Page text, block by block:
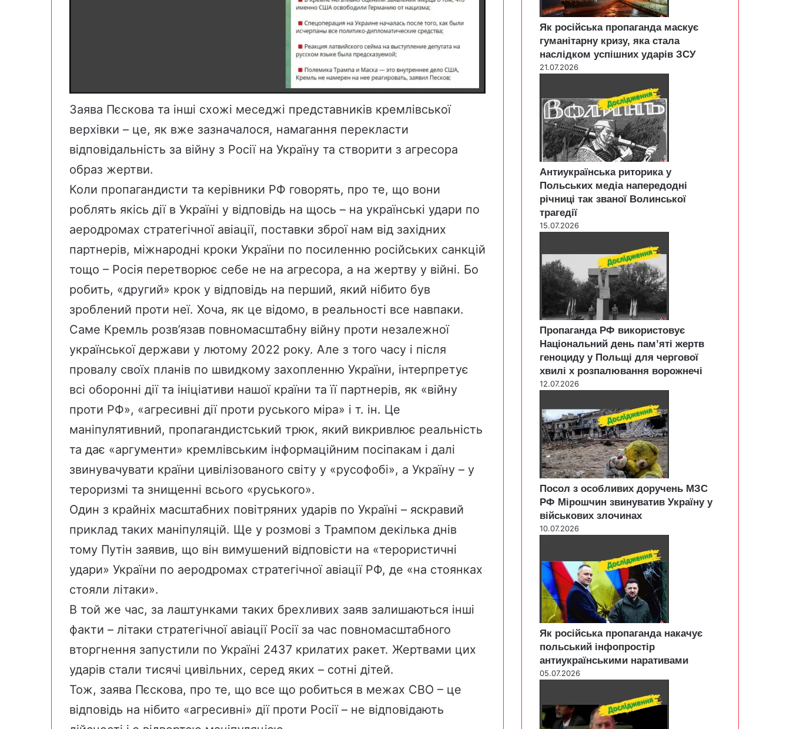
Заява Пєскова та інші схожі меседжі представників кремлівської
верхівки – це, як вже зазначалося, намагання перекласти
відповідальність за війну з Росії на Україну та створити з агресора
образ жертви.
Коли пропагандисти та керівники РФ говорять, про те, що вони
роблять якісь дії в Україні у відповідь на щось – на українські удари по
аеродромах стратегічної авіації, поставки зброї нам від західних
партнерів, міжнародні кроки України по посиленню російських санкцій
тощо – Росія перетворює себе не на агресора, а на жертву у війні. Бо
робить, «другий» крок у відповідь на перший, який нібито був
зроблений проти неї. Хоча, як це відомо, в реальності все навпаки.
Саме Кремль розв’язав повномасштабну війну проти незалежної
української держави у лютому 2022 року. Але з того часу і після
провалу своїх планів по швидкому захопленню України, інтерпретує
всі оборонні дії та ініціативи нашої країни та її партнерів, як «війну
проти РФ», «агресивні дії проти руського міра» і т. ін. Це
маніпулятивний, пропагандистський трюк, який викривлює реальність
та дає «аргументи» кремлівським інформаційним посіпакам і далі
звинувачувати країни цивілізованого світу у «русофобі», а Україну – у
тероризмі та знищенні всього «руського».
Один з крайніх масштабних повітряних ударів по Україні – яскравий
приклад таких маніпуляцій. Ще у розмові з Трампом декілька днів
тому Путін заявив, що він вимушений відповісти на «терористичні
удари» України по аеродромах стратегічної авіації РФ, де «на стоянках
стояли літаки».
В той же час, за лаштунками таких брехливих заяв залишаються інші
факти – літаки стратегічної авіації Росії за час повномасштабного
вторгнення запустили по Україні 2437 крилатих ракет. Жертвами цих
ударів стали тисячі цивільних, серед яких – сотні дітей.
Тож, заява Пєскова, про те, що все що робиться в межах СВО – це
відповідь на нібито «агресивні» дії проти Росії – не відповідають
Як російська пропаганда маскує
гуманітарну кризу, яка стала
наслідком успішних ударів ЗСУ
21.07.2026
Антиукраїнська риторика у
Польських медіа напередодні
річниці так званої Волинської
трагедії
15.07.2026
Пропаганда РФ використовує
Національний день пам’яті жертв
геноциду у Польщі для чергової
хвилі х розпалювання ворожнечі
12.07.2026
Посол з особливих доручень МЗС
РФ Мірошчин звинуватив Україну у
військових злочинах
10.07.2026
Як російська пропаганда накачує
польський інфопростір
антиукраїнськими наративами
05.07.2026